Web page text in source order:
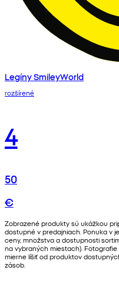
Legíny SmileyWorld
rozšírené
4
50
€
Zobrazené produkty sú ukážkou
dostupné v predajniach. Ponuka v
ceny, množstva a dostupnosti
na vybraných miestach).
mierne líšiť od produktov
zásob.